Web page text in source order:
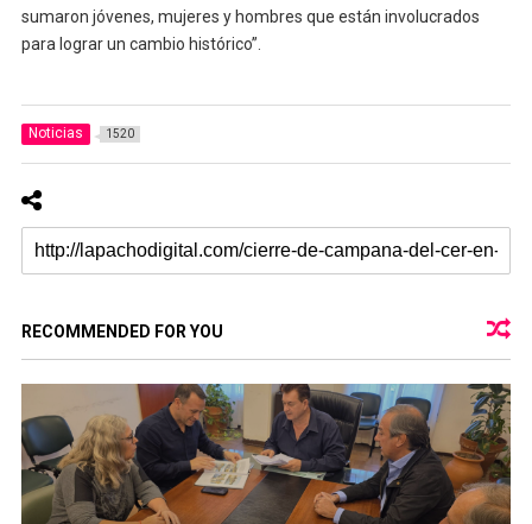
sumaron jóvenes, mujeres y hombres que están involucrados
para lograr un cambio histórico”.
Noticias 1520
RECOMMENDED FOR YOU